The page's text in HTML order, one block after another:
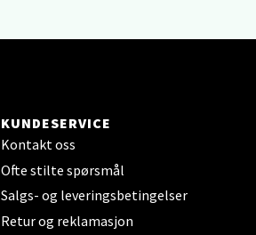
KUNDESERVICE
Kontakt oss
Ofte stilte spørsmål
Salgs- og leveringsbetingelser
Retur og reklamasjon